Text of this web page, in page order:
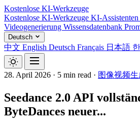
Kostenlose KI-Werkzeuge
Kostenlose KI-Werkzeuge KI-Assistenten
Videogenerierung Wissensdatenbank
Deutsch
中文 English Deutsch Français 日本語
28. April 2026 · 5 min read · 图像视频
Seedance 2.0 API
ByteDances neuer...